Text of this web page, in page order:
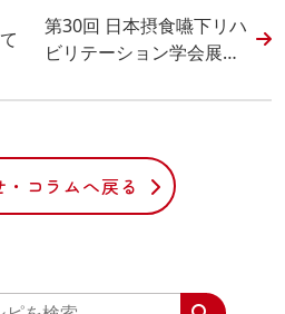
第30回 日本摂食嚥下リハ
ビリテーション学会展示
・コラムへ戻る